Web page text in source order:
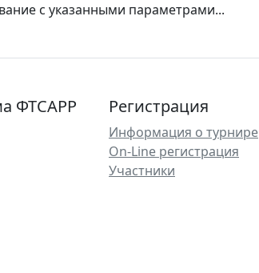
с указанными параметрами...
ФТСАРР
Регистрация
Информация о турнире
On-Line регистрация
Участники